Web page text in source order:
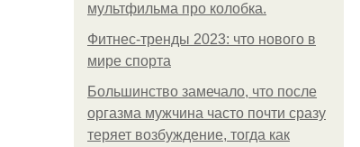
мультфильма про колобка.
Фитнес-тренды 2023: что нового в
мире спорта
Большинство замечало, что после
оргазма мужчина часто почти сразу
теряет возбуждение, тогда как